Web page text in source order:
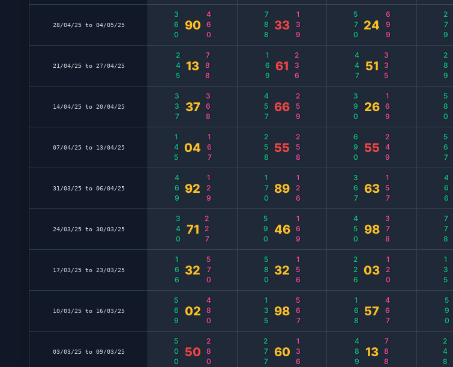
28/04/25 to 04/05/25 360 90 460 788 33 139 570 24 699 279
21/04/25 to 27/04/25 245 13 788 169 61 236 447 51 335 289
14/04/25 to 20/04/25 337 37 368 457 66 259 390 26 169 580
07/04/25 to 13/04/25 145 04 167 258 55 258 690 55 249 567
31/03/25 to 06/04/25 469 92 129 170 89 126 367 63 157 466
24/03/25 to 30/03/25 340 71 227 590 46 169 450 98 378 778
17/03/25 to 23/03/25 166 32 570 580 32 156 226 03 120 135
10/03/25 to 16/03/25 569 02 480 135 98 567 168 57 467 590
03/03/25 to 09/03/25 500 50 280 277 60 136 489 13 788 248